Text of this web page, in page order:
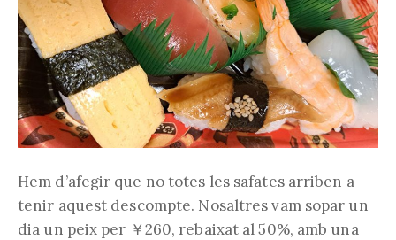
Hem d’afegir que no totes les safates arriben a
tenir aquest descompte. Nosaltres vam sopar un
dia un peix per ￥260, rebaixat al 50%, amb una